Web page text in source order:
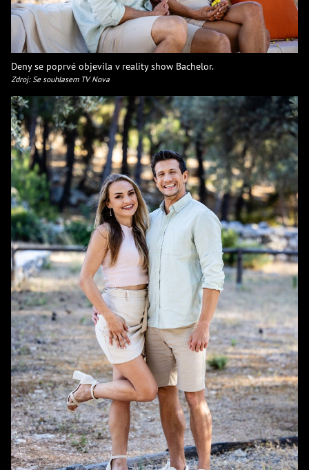
Deny se poprvé objevila v reality show Bachelor.
Zdroj: Se souhlasem TV Nova